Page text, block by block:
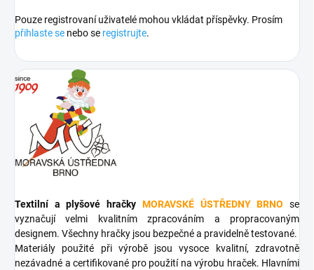
Pouze registrovaní uživatelé mohou vkládat příspěvky. Prosím
přihlaste se nebo se registrujte.
Textilní a plyšové hračky MORAVSKÉ ÚSTŘEDNY BRNO se
vyznačují velmi kvalitním zpracováním a propracovaným
designem. Všechny hračky jsou bezpečné a pravidelně testované.
Materiály použité při výrobě jsou vysoce kvalitní, zdravotně
nezávadné a certifikované pro použití na výrobu hraček. Hlavními